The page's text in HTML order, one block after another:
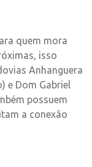
quem mora
isso
Anhanguera
e Dom Gabriel
possuem
a conexão